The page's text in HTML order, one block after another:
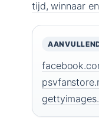
tijd, winnaar